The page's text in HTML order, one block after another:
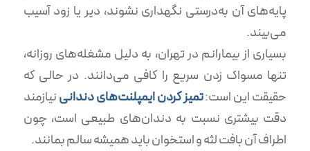
پایه‌های آن به‌درستی نگهداری نشوند، دیر یا زود آسیب
می‌بیند.
بسیاری از بیمارانم در تهران، به دلیل مشغله‌های روزانه،
تنها مسواک زدن سریع را کافی می‌دانند. در حالی که
حقیقت این است:تمیز کردن ایمپلنت‌های دندانینیازمند
دقت بیشتری نسبت به دندان‌های طبیعی است، چون
اطراف آن بافت لثه و استخوان باید همیشه سالم بمانند.